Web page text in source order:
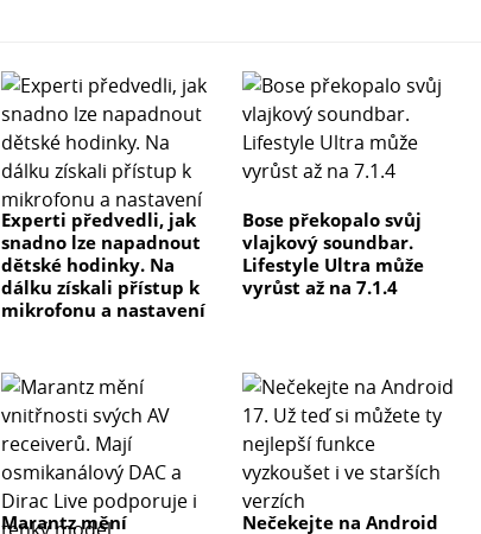
Experti předvedli, jak
snadno lze napadnout
dětské hodinky. Na
dálku získali přístup k
mikrofonu a nastavení
Bose překopalo svůj
vlajkový soundbar.
Lifestyle Ultra může
vyrůst až na 7.1.4
Marantz mění
Nečekejte na Android